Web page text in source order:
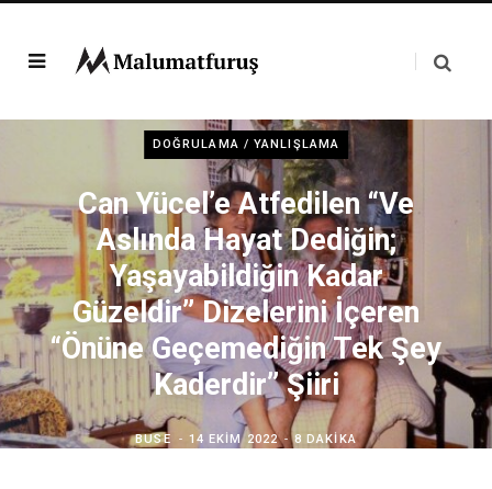
DOĞRULAMA / YANLIŞLAMA
Can Yücel’e Atfedilen “Ve
Aslında Hayat Dediğin;
Yaşayabildiğin Kadar
Güzeldir” Dizelerini İçeren
“Önüne Geçemediğin Tek Şey
Kaderdir” Şiiri
BUSE 14 EKIM 2022 8 DAKIKA